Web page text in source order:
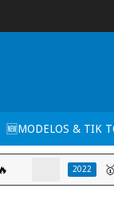
🆕MODELOS & TIK
🥇MIX